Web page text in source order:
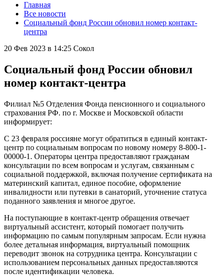
Главная
Все новости
Социальный фонд России обновил номер контакт-
центра
20 Фев 2023 в 14:25 Сокол
Социальный фонд России обновил
номер контакт-центра
Филиал №5 Отделения Фонда пенсионного и социального
страхования РФ. по г. Москве и Московской области
информирует:
С 23 февраля россияне могут обратиться в единый контакт-
центр по социальным вопросам по новому номеру 8-800-1-
00000-1. Операторы центра предоставляют гражданам
консультации по всем вопросам и услугам, связанным с
социальной поддержкой, включая получение сертификата на
материнский капитал, единое пособие, оформление
инвалидности или путевки в санаторий, уточнение статуса
поданного заявления и многое другое.
На поступающие в контакт-центр обращения отвечает
виртуальный ассистент, который помогает получить
информацию по самым популярным запросам. Если нужна
более детальная информация, виртуальный помощник
переводит звонок на сотрудника центра. Консультации с
использованием персональных данных предоставляются
после идентификации человека.